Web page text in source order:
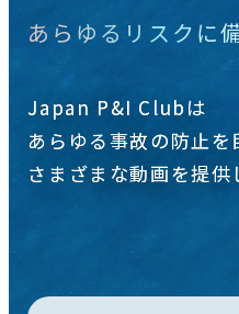
あらゆるリスクに
Japan P&I Clubは
あらゆる事故の防止を
さまざまな動画を提供